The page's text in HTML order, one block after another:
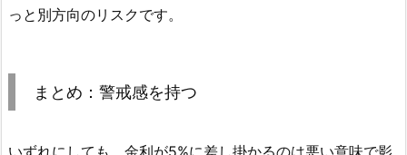
っと別方向のリスクです。
まとめ：警戒感を持つ
いずれにしても、金利が5%に差し掛かるのは悪い意味で影